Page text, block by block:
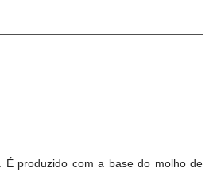
É produzido com a base do molho de